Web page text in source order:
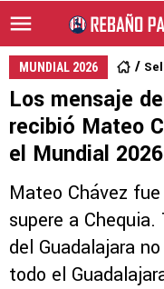
MUNDIAL 2026
Los mensaje
recibió Mateo
el Mundial 2026
Mateo Chávez
supere a
del Guadalajara
todo el